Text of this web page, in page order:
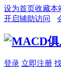
设为首页收藏本
开启辅助访问
登录 立即注册